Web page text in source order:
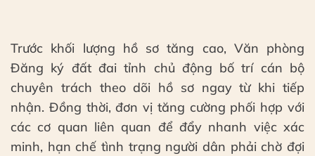
Trước khối lượng hồ sơ tăng cao, Văn phòng
Đăng ký đất đai tỉnh chủ động bố trí cán bộ
chuyên trách theo dõi hồ sơ ngay từ khi tiếp
nhận. Đồng thời, đơn vị tăng cường phối hợp với
các cơ quan liên quan để đẩy nhanh việc xác
minh, hạn chế tình trạng người dân phải chờ đợi